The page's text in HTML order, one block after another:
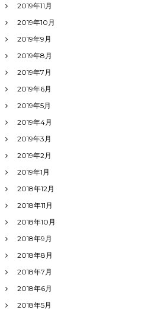
2019年11月
2019年10月
2019年9月
2019年8月
2019年7月
2019年6月
2019年5月
2019年4月
2019年3月
2019年2月
2019年1月
2018年12月
2018年11月
2018年10月
2018年9月
2018年8月
2018年7月
2018年6月
2018年5月